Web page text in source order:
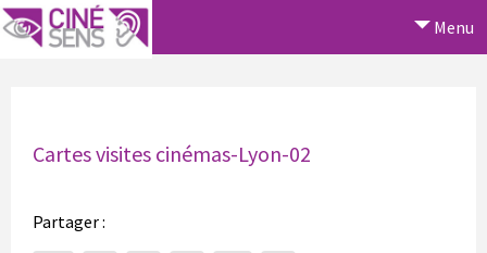
Menu
Cartes visites cinémas-Lyon-02
Partager :